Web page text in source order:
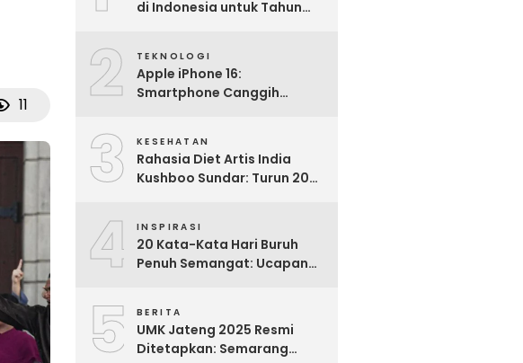
11
di Indonesia untuk Tahun
2 TEKNOLOGI
Apple iPhone 16:
Smartphone Canggih
3 KESEHATAN
Rahasia Diet Artis India
Kushboo Sundar: Turun 20
4 INSPIRASI
20 Kata-Kata Hari Buruh
Penuh Semangat: Ucapan
5 BERITA
UMK Jateng 2025 Resmi
Ditetapkan: Semarang